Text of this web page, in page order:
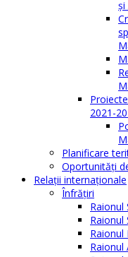
și
2021-
Planificare
Oportunităţi
Relaţii internaţionale
Înfrăţiri
Raionul
Raionul
Raionul
Raionul